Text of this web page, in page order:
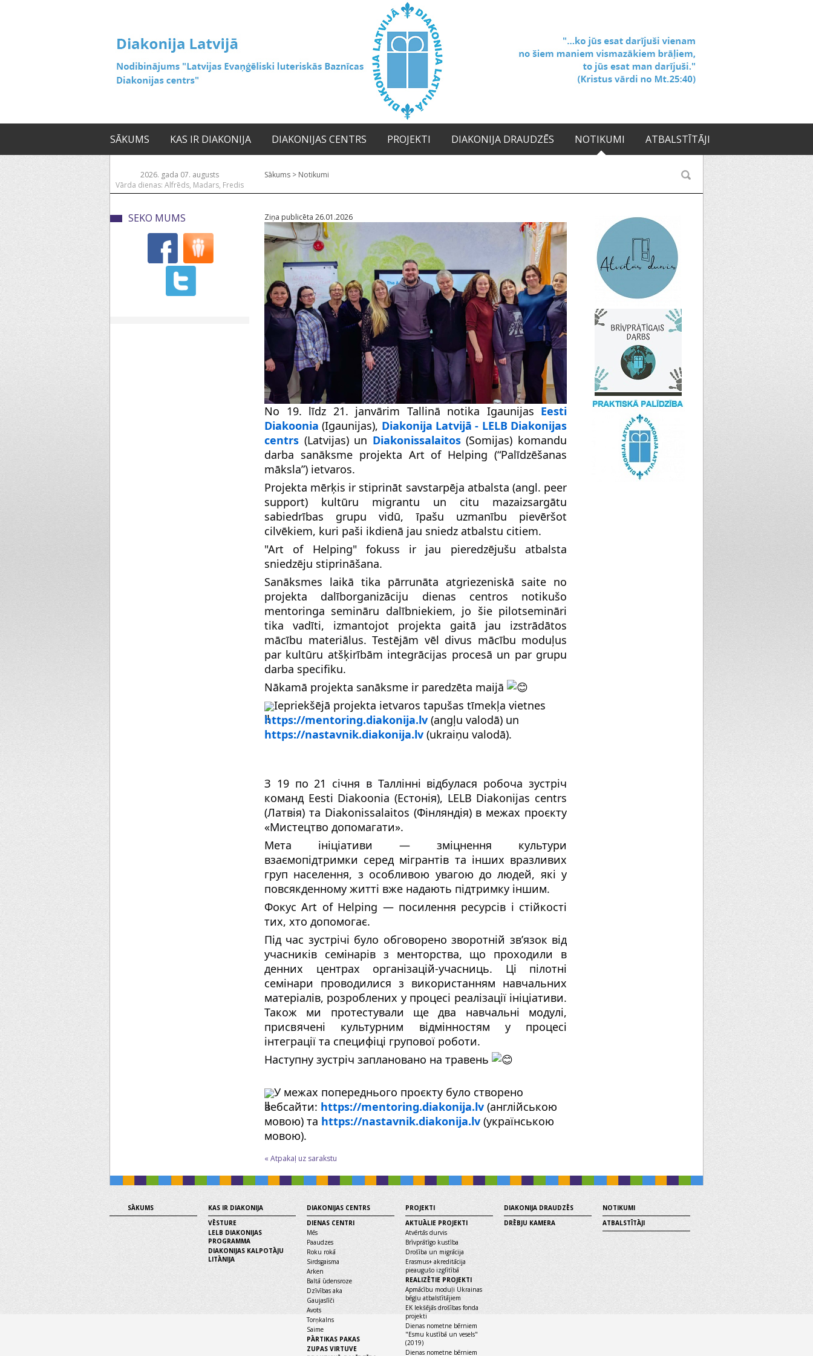
SĀKUMS KAS IR DIAKONIJA DIAKONIJAS CENTRS PROJEKTI DIAKONIJA DRAUDZĒS NOTIKUMI ATBALSTĪTĀJI
2026. gada 07. augusts
Vārda dienas: Alfrēds, Madars, Fredis
Sākums > Notikumi
SEKO MUMS Ziņa publicēta 26.01.2026
No 19. līdz 21. janvārim Tallinā notika Igaunijas Eesti
Diakoonia (Igaunijas), Diakonija Latvijā - LELB Diakonijas
centrs (Latvijas) un Diakonissalaitos(Somijas) komandu
darba sanāksme projekta Art of Helping (“Palīdzēšanas
māksla”) ietvaros.
Projekta mērķis ir stiprināt savstarpēja atbalsta (angl. peer
support) kultūru migrantu un citu mazaizsargātu
sabiedrības grupu vidū, īpašu uzmanību pievēršot
cilvēkiem, kuri paši ikdienā jau sniedz atbalstu citiem.
"Art of Helping" fokuss ir jau pieredzējušu atbalsta
sniedzēju stiprināšana.
Sanāksmes laikā tika pārrunāta atgriezeniskā saite no
projekta dalīborganizāciju dienas centros notikušo
mentoringa semināru dalībniekiem, jo šie pilotsemināri
tika vadīti, izmantojot projekta gaitā jau izstrādātos
mācību materiālus. Testējām vēl divus mācību moduļus
par kultūru atšķirībām integrācijas procesā un par grupu
darba specifiku.
Nākamā projekta sanāksme ir paredzēta maijā
Iepriekšējā projekta ietvaros tapušas tīmekļa vietnes
https://mentoring.diakonija.lv (angļu valodā) un
https://nastavnik.diakonija.lv (ukraiņu valodā).
З 19 по 21 січня в Таллінні відбулася робоча зустріч
команд Eesti Diakoonia (Естонія), LELB Diakonijas centrs
(Латвія) та Diakonissalaitos (Фінляндія) в межах проєкту
«Мистецтво допомагати».
Мета ініціативи — зміцнення культури
взаємопідтримки серед мігрантів та інших вразливих
груп населення, з особливою увагою до людей, які у
повсякденному житті вже надають підтримку іншим.
Фокус Art of Helping — посилення ресурсів і стійкості
тих, хто допомогає.
Під час зустрічі було обговорено зворотній зв’язок від
учасників семінарів з менторства, що проходили в
денних центрах організацій-учасниць. Ці пілотні
семінари проводилися з використанням навчальних
матеріалів, розроблених у процесі реалізації ініціативи.
Також ми протестували ще два навчальні модулі,
присвячені культурним відмінностям у процесі
інтеграції та специфіці групової роботи.
Наступну зустріч заплановано на травень
У межах попереднього проєкту було створено
вебсайти: https://mentoring.diakonija.lv (англійською
мовою) та https://nastavnik.diakonija.lv (українською
мовою).
« Atpakaļ uz sarakstu
SĀKUMS
KAS IR DIAKONIJA
VĒSTURE
LELB DIAKONIJAS
PROGRAMMA
DIAKONIJAS KALPOTĀJU
LITĀNIJA
DIAKONIJAS CENTRS
DIENAS CENTRI
Mēs
Paaudzes
Roku rokā
Sirdsgaisma
Arken
Baltā ūdensroze
Dzīvības aka
Gaujaslīči
Avots
Torņkalns
Saime
PĀRTIKAS PAKAS
ZUPAS VIRTUVE
PROJEKTI
AKTUĀLIE PROJEKTI
Atvērtās durvis
Brīvprātīgo kustība
Drošība un migrācija
Erasmus+ akreditācija
pieaugušo izglītībā
REALIZĒTIE PROJEKTI
Apmācību moduļi Ukrainas
bēgļu atbalstītājiem
EK Iekšējās drošības fonda
projekti
Dienas nometne bērniem
"Esmu kustībā un vesels"
(2019)
Dienas nometne bērniem
DIAKONIJA DRAUDZĒS
DRĒBJU KAMERA
NOTIKUMI
ATBALSTĪTĀJI